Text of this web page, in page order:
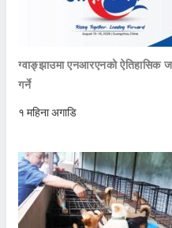
ग्वाङ्झाउमा एनआरएनको ऐतिहासिक
गर्ने
१ महिना अगाडि